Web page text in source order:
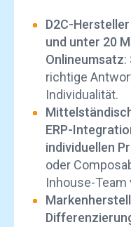
D2C-
und unter 20
Onlineumsatz:
richtige
Individualität.
ERP-
individuellen
oder
Inhouse-Team